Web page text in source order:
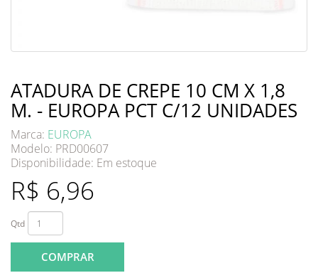
ATADURA DE CREPE 10 CM X 1,8
M. - EUROPA PCT C/12 UNIDADES
Marca: EUROPA
Modelo: PRD00607
Disponibilidade: Em estoque
R$ 6,96
Qtd
COMPRAR